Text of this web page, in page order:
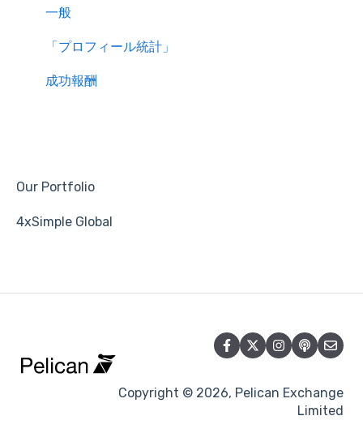
一般
「プロフィール統計」
成功報酬
Our Portfolio
4xSimple Global
Copyright © 2026, Pelican Exchange
Limited